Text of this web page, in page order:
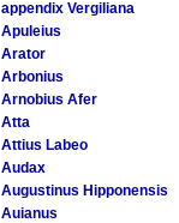
appendix Vergiliana
Apuleius
Arator
Arbonius
Arnobius Afer
Atta
Attius Labeo
Audax
Augustinus Hipponensis
Auianus